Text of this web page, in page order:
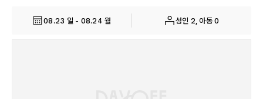
08.23 일 - 08.24 월 성인 2, 아동 0